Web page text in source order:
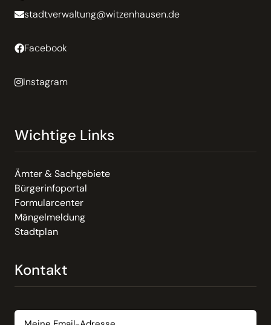
stadtverwaltung@witzenhausen.de
Facebook
Instagram
Wichtige Links
Ämter & Sachgebiete
Bürgerinfoportal
Formularcenter
Mängelmeldung
Stadtplan
Kontakt